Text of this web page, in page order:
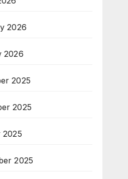
2026
2026
2025
2025
2025
2025